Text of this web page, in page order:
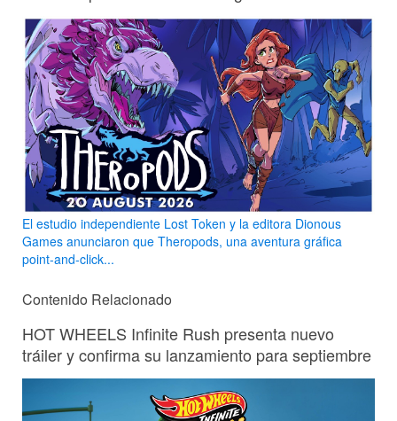
El estudio independiente Lost Token y la editora Dionous
Games anunciaron que Theropods, una aventura gráfica
point-and-click...
Contenido Relacionado
HOT WHEELS Infinite Rush presenta nuevo
tráiler y confirma su lanzamiento para septiembre